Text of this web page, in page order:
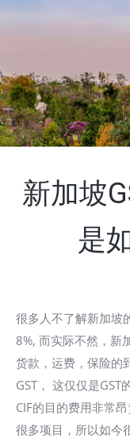
新加坡
是
很多人不了解新加坡
8%, 而实际不然，新
货款，运费，保险的
GST， 这仅仅是GST
CIF的目的费用非常
很多项目，所以如今